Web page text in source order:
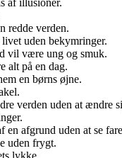
redde verden.
uden bekymringer.
vil være ung og smuk.
alt på en dag.
en børns øjne.
verden uden at ændre
en afgrund uden at se
uden frygt.
lykke.